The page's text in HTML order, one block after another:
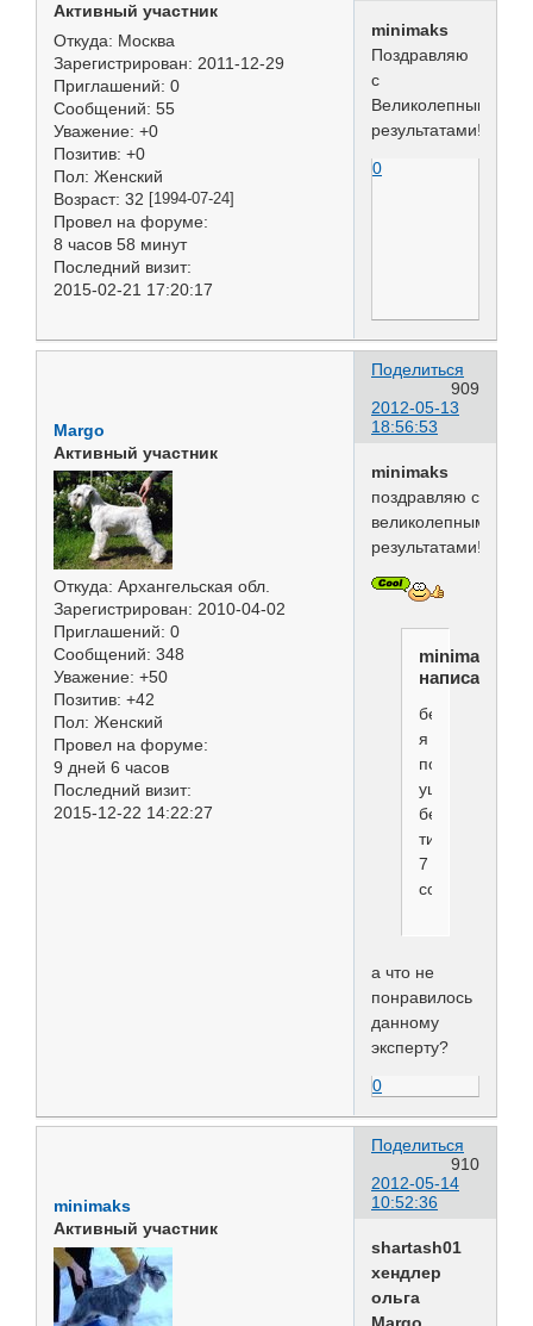
Активный участник
Откуда: Москва
Зарегистрирован: 2011-12-29
Приглашений: 0
Сообщений: 55
Уважение: +0
Позитив: +0
Пол: Женский
Возраст: 32 [1994-07-24]
Провел на форуме:
8 часов 58 минут
Последний визит:
2015-02-21 17:20:17
minimaks
Поздравляю
с
Великолепными
результатами!!!
0
Поделиться
909
2012-05-13
18:56:53
Margo
Активный участник
Откуда: Архангельская обл.
Зарегистрирован: 2010-04-02
Приглашений: 0
Сообщений: 348
Уважение: +50
Позитив: +42
Пол: Женский
Провел на форуме:
9 дней 6 часов
Последний визит:
2015-12-22 14:22:27
minimaks
поздравляю с
великолепными
результатами!
minimaks
написал(а):
белые,как
я
поняла,все
ушли
без
титулов
7
собак
а что не
понравилось
данному
эксперту?
0
Поделиться
910
2012-05-14
10:52:36
minimaks
Активный участник
shartash01
хендлер
ольга